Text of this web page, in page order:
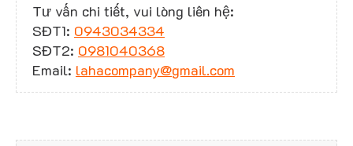
Tư vấn chi tiết, vui lòng liên hệ:
SĐT1: 0943034334
SĐT2: 0981040368
Email: lahacompany@gmail.com